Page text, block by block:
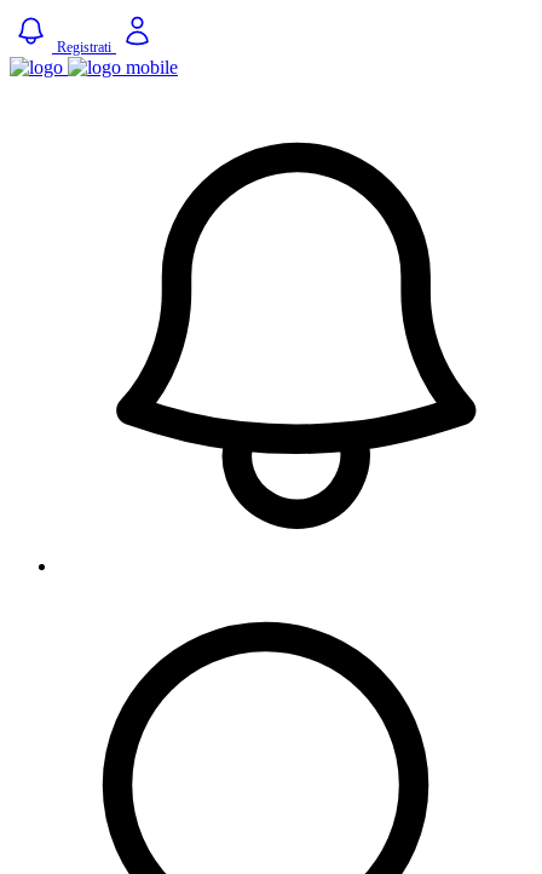
Registrati